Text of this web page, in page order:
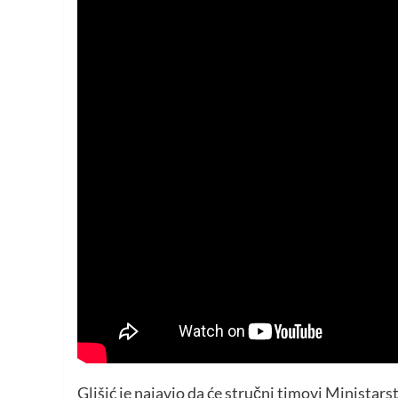
Glišić je najavio da će stručni timovi